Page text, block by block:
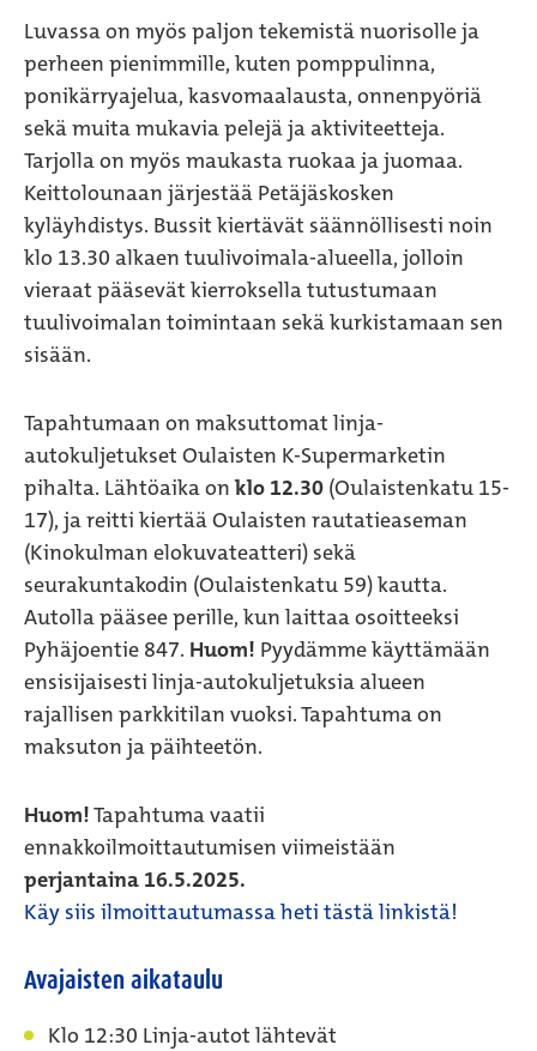
Luvassa on myös paljon tekemistä nuorisolle ja
perheen pienimmille, kuten pomppulinna,
ponikärryajelua, kasvomaalausta, onnenpyöriä
sekä muita mukavia pelejä ja aktiviteetteja.
Tarjolla on myös maukasta ruokaa ja juomaa.
Keittolounaan järjestää Petäjäskosken
kyläyhdistys. Bussit kiertävät säännöllisesti noin
klo 13.30 alkaen tuulivoimala-alueella, jolloin
vieraat pääsevät kierroksella tutustumaan
tuulivoimalan toimintaan sekä kurkistamaan sen
sisään.
Tapahtumaan on maksuttomat linja-
autokuljetukset Oulaisten K-Supermarketin
pihalta. Lähtöaika onklo 12.30 (Oulaistenkatu 15-
17), ja reitti kiertää Oulaisten rautatieaseman
(Kinokulman elokuvateatteri) sekä
seurakuntakodin (Oulaistenkatu 59) kautta.
Autolla pääsee perille, kun laittaa osoitteeksi
Pyhäjoentie 847. Huom! Pyydämme käyttämään
ensisijaisesti linja-autokuljetuksia alueen
rajallisen parkkitilan vuoksi. Tapahtuma on
maksuton ja päihteetön.
Huom!Tapahtuma vaatii
ennakkoilmoittautumisen viimeistään
perjantaina 16.5.2025.
Käy siis ilmoittautumassa heti tästä linkistä!
Avajaisten aikataulu
Klo 12:30 Linja-autot lähtevät